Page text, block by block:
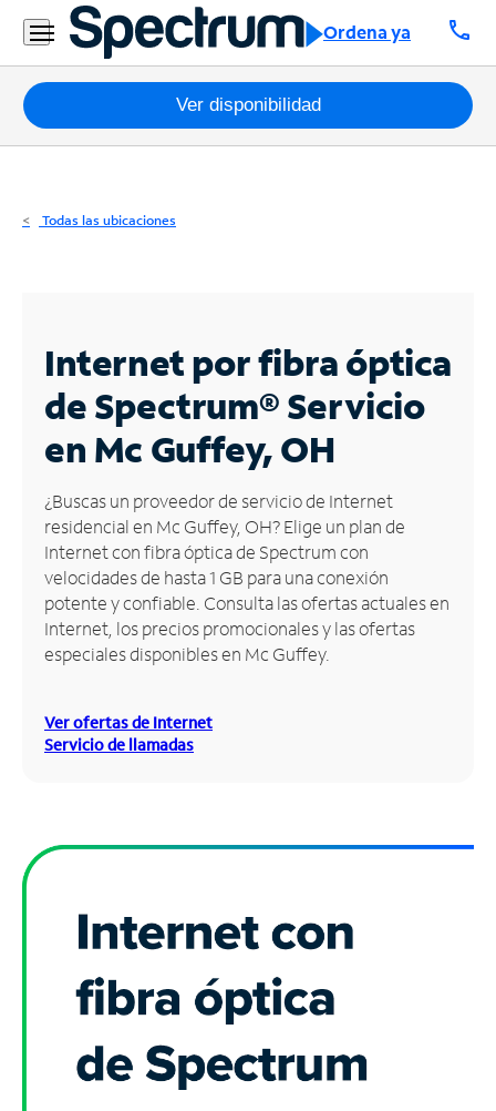
Ordena ya call
Residencial
Business
Paquetes
Internet
Business
Contáctanos
Inglés
Administrar
cuenta
Encuentra
una
tienda
Ver disponibilidad
Todas las ubicaciones
Internet por fibra óptica
de Spectrum®Servicio
en Mc Guffey, OH
¿Buscas un proveedor de servicio de Internet
residencial en Mc Guffey, OH? Elige un plan de
Internet con fibra óptica de Spectrum con
velocidades de hasta 1 GB para una conexión
potente y confiable. Consulta las ofertas actuales en
Internet, los precios promocionales y las ofertas
especiales disponibles en Mc Guffey.
Ver ofertas de Internet
Servicio de llamadas